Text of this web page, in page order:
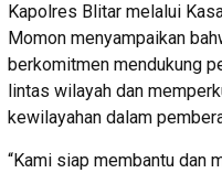
Kapolres Blitar melalui
Momon menyampaikan
berkomitmen mendukung
lintas wilayah dan
kewilayahan dalam
“Kami siap membantu dan